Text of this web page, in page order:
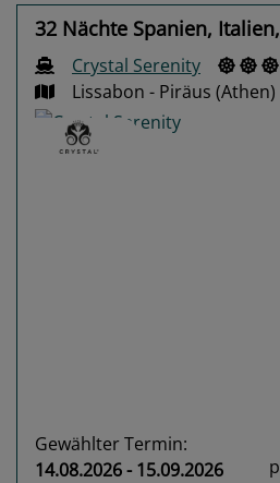
32 Nächte Spanien,
Crystal Serenity
Lissabon - Piräus (Athen)
Gewählter Termin:
14.08.2026 - 15.09.2026